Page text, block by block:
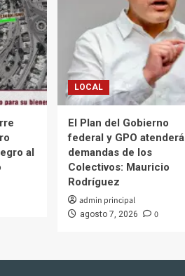
al
LOCAL
El Plan del Gobierno
federal y GPO atenderá
demandas de los
Colectivos: Mauricio
Rodríguez
admin principal
agosto 7, 2026 0